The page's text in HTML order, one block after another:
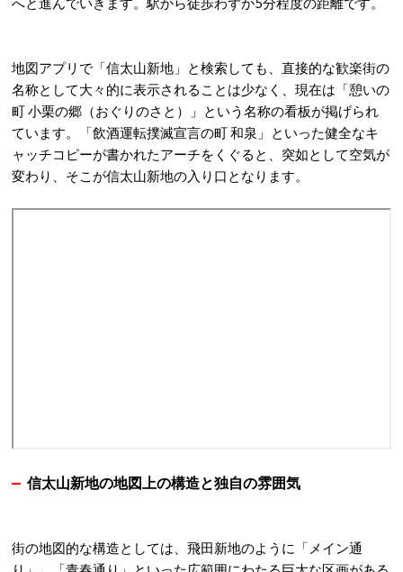
地図アプリで「信太山新地」と検索しても、直接的な歓楽街の
名称として大々的に表示されることは少なく、現在は「憩いの
町 小栗の郷（おぐりのさと）」という名称の看板が掲げられ
ています。「飲酒運転撲滅宣言の町 和泉」といった健全なキ
ャッチコピーが書かれたアーチをくぐると、突如として空気が
変わり、そこが信太山新地の入り口となります。
信太山新地の地図上の構造と独自の雰囲気
街の地図的な構造としては、飛田新地のように「メイン通